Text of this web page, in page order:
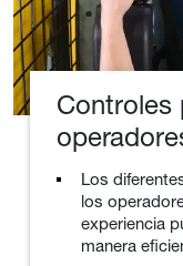
Controles
Los
los
experiencia
manera